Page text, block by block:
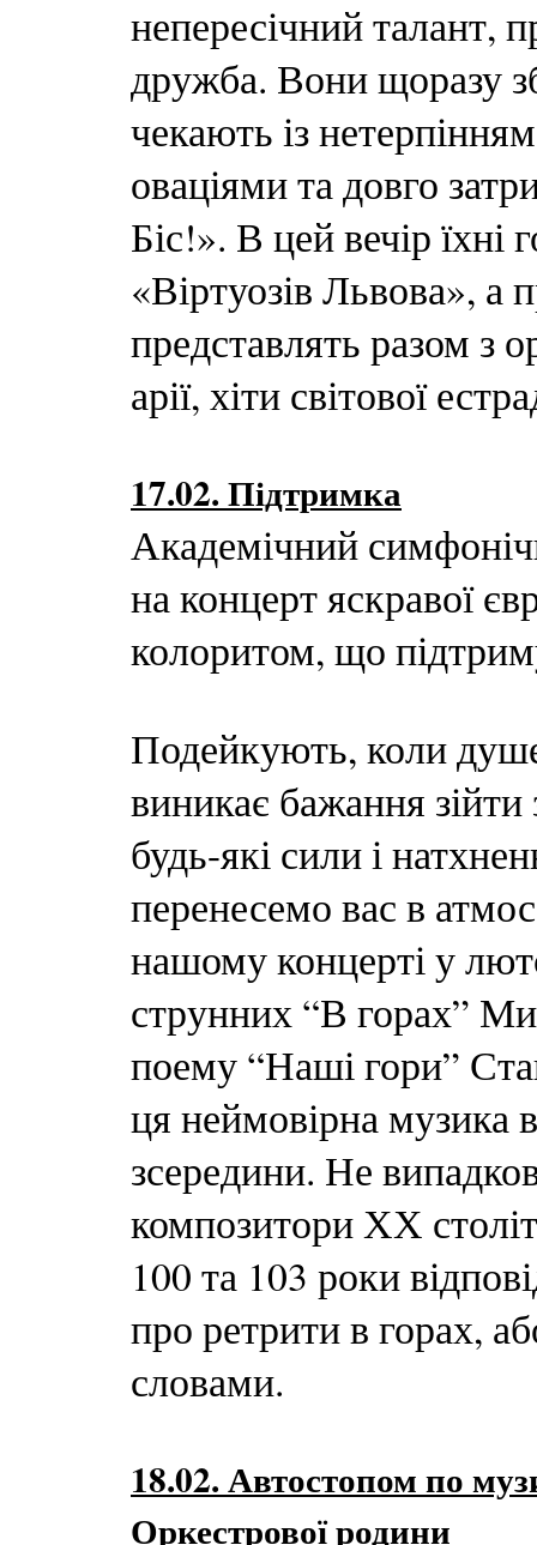
непересічний талант,
дружба. Вони щоразу
чекають із
оваціями та довго
Біс!». В цей вечір їхні
«Віртуозів Львова», а
представлять разом з
арії, хіти світової
17.02. Підтримка
Академічний
на концерт яскравої
колоритом, що
Подейкують, коли
виникає бажання
будь-які сили і
перенесемо вас в
нашому концерті у
струнних “В горах”
поему “Наші гори”
ця неймовірна музика
зсередини. Не
композитори ХХ
100 та 103 роки
про ретрити в горах,
словами.
18.02. Автостопом по
Оркестрової родини